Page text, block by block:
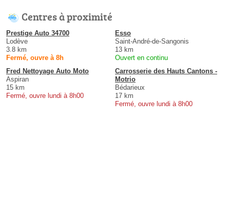
Centres à proximité
Prestige Auto 34700
Lodève
3.8 km
Fermé, ouvre à 8h
Esso
Saint-André-de-Sangonis
13 km
Ouvert en continu
Fred Nettoyage Auto Moto
Aspiran
15 km
Fermé, ouvre lundi à 8h00
Carrosserie des Hauts Cantons -
Motrio
Bédarieux
17 km
Fermé, ouvre lundi à 8h00